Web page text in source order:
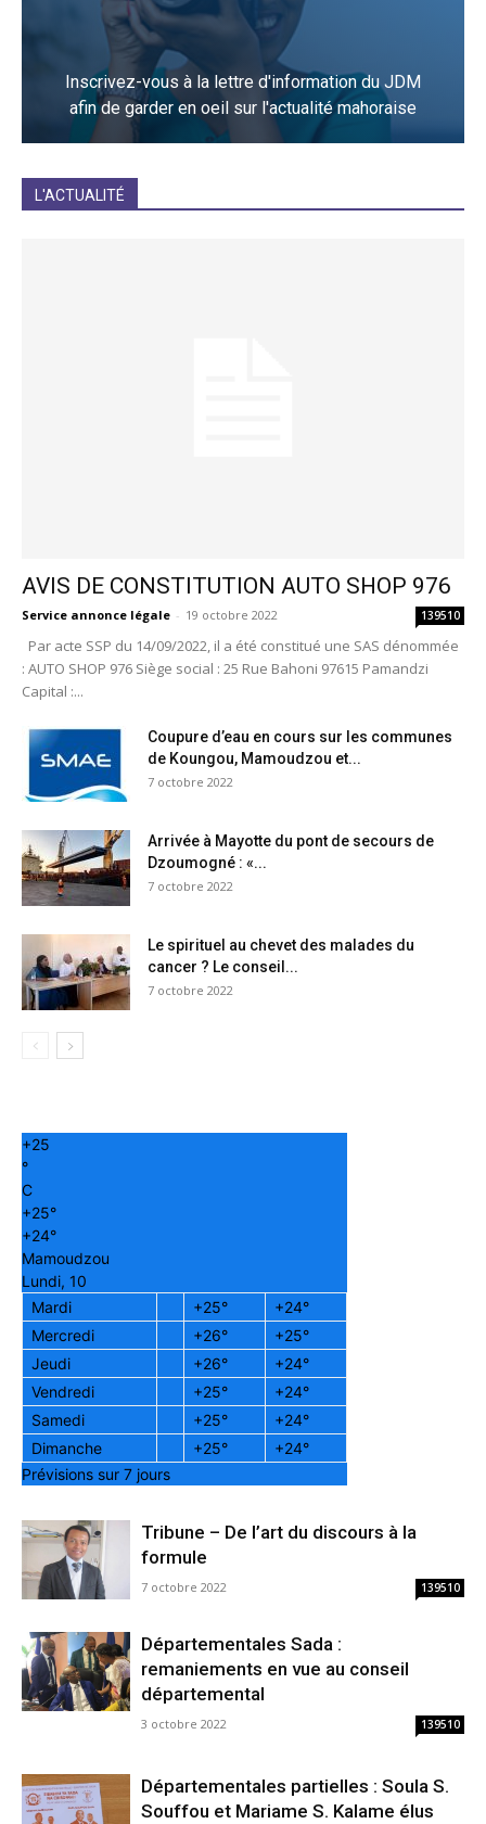
Inscrivez-vous à la lettre d'information du JDM
afin de garder en oeil sur l'actualité mahoraise
L'ACTUALITÉ
AVIS DE CONSTITUTION AUTO SHOP 976
Service annonce légale - 19 octobre 2022 139510
Par acte SSP du 14/09/2022, il a été constitué une SAS dénommée
: AUTO SHOP 976 Siège social : 25 Rue Bahoni 97615 Pamandzi
Capital :...
Coupure d’eau en cours sur les communes
de Koungou, Mamoudzou et...
7 octobre 2022
Arrivée à Mayotte du pont de secours de
Dzoumogné : «...
7 octobre 2022
Le spirituel au chevet des malades du
cancer ? Le conseil...
7 octobre 2022
+25
°
C
+25°
+24°
Mamoudzou
Lundi, 10
Mardi
+25° +24°
Mercredi
+26° +25°
Jeudi
+26° +24°
Vendredi
+25° +24°
Samedi
+25° +24°
Dimanche
+25° +24°
Prévisions sur 7 jours
Tribune – De l’art du discours à la
formule
7 octobre 2022 139510
Départementales Sada :
remaniements en vue au conseil
départemental
3 octobre 2022 139510
Départementales partielles : Soula S.
Souffou et Mariame S. Kalame élus